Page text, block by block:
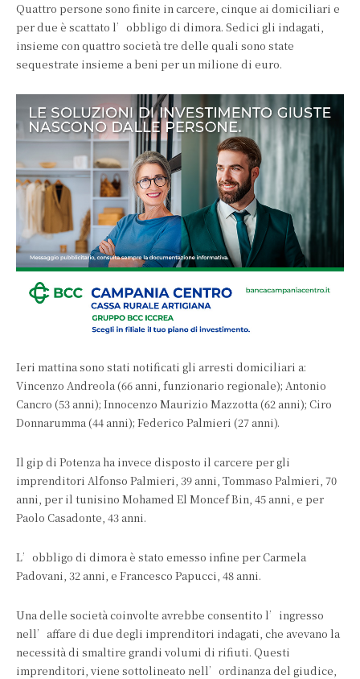
Quattro persone sono finite in carcere, cinque ai domiciliari e
per due è scattato l’obbligo di dimora. Sedici gli indagati,
insieme con quattro società tre delle quali sono state
sequestrate insieme a beni per un milione di euro.
Ieri mattina sono stati notificati gli arresti domiciliari a:
Vincenzo Andreola (66 anni, funzionario regionale); Antonio
Cancro (53 anni); Innocenzo Maurizio Mazzotta (62 anni); Ciro
Donnarumma (44 anni); Federico Palmieri (27 anni).
Il gip di Potenza ha invece disposto il carcere per gli
imprenditori Alfonso Palmieri, 39 anni, Tommaso Palmieri, 70
anni, per il tunisino Mohamed El Moncef Bin, 45 anni, e per
Paolo Casadonte, 43 anni.
L’obbligo di dimora è stato emesso infine per Carmela
Padovani, 32 anni, e Francesco Papucci, 48 anni.
Una delle società coinvolte avrebbe consentito l’ingresso
nell’affare di due degli imprenditori indagati, che avevano la
necessità di smaltire grandi volumi di rifiuti. Questi
imprenditori, viene sottolineato nell’ordinanza del giudice,